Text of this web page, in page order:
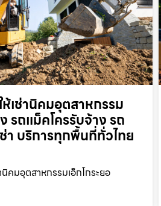
ห้เช่านิคมอุตสาหกรรม
รถแม็คโครรับจ้าง รถ
ช่า บริการทุกพื้นที่ทั่วไทย
นิคมอุตสาหกรรมเอ็กโกระยอ